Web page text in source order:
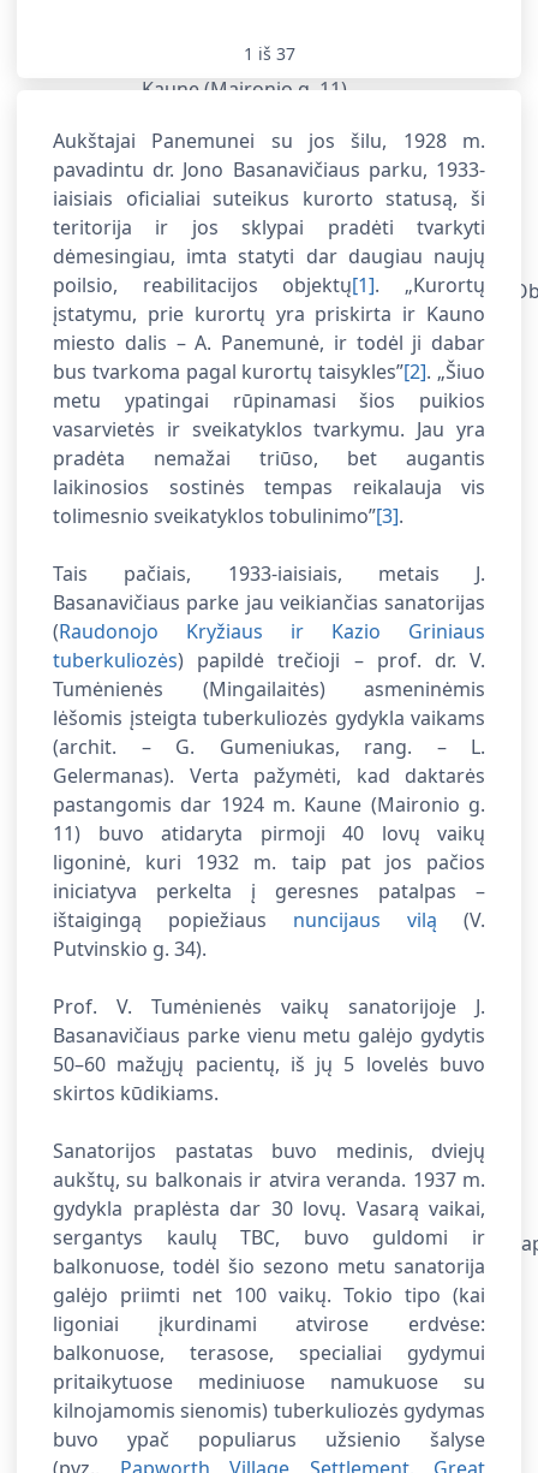
1 iš 37
Aukštajai Panemunei su jos šilu, 1928 m.
pavadintu dr. Jono Basanavičiaus parku, 1933-
iaisiais oficialiai suteikus kurorto statusą, ši
teritorija ir jos sklypai pradėti tvarkyti
dėmesingiau, imta statyti dar daugiau naujų
poilsio, reabilitacijos objektų[1]. „Kurortų
įstatymu, prie kurortų yra priskirta ir Kauno
miesto dalis – A. Panemunė, ir todėl ji dabar
bus tvarkoma pagal kurortų taisykles”[2]. „Šiuo
metu ypatingai rūpinamasi šios puikios
vasarvietės ir sveikatyklos tvarkymu. Jau yra
pradėta nemažai triūso, bet augantis
laikinosios sostinės tempas reikalauja vis
tolimesnio sveikatyklos tobulinimo”[3].
Tais pačiais, 1933-iaisiais, metais J.
Basanavičiaus parke jau veikiančias sanatorijas
(Raudonojo Kryžiaus ir Kazio Griniaus
tuberkuliozės) papildė trečioji –prof. dr. V.
Tumėnienės (Mingailaitės) asmeninėmis
lėšomis įsteigta tuberkuliozės gydykla vaikams
(archit. – G. Gumeniukas, rang. – L.
Gelermanas). Verta pažymėti, kad daktarės
pastangomis dar 1924 m. Kaune (Maironio g.
11) buvo atidaryta pirmoji 40 lovų vaikų
ligoninė, kuri 1932 m. taip pat jos pačios
iniciatyva perkelta į geresnes patalpas –
ištaigingą popiežiaus nuncijaus vilą (V.
Putvinskio g. 34).
Prof. V. Tumėnienės vaikų sanatorijoje J.
Basanavičiaus parke vienu metu galėjo gydytis
50–60 mažųjų pacientų, iš jų 5 lovelės buvo
skirtos kūdikiams.
Sanatorijos pastatas buvo medinis, dviejų
aukštų, su balkonais ir atvira veranda. 1937 m.
gydykla praplėsta dar 30 lovų. Vasarą vaikai,
sergantys kaulų TBC, buvo guldomi ir
balkonuose, todėl šio sezono metu sanatorija
galėjo priimti net 100 vaikų. Tokio tipo (kai
ligoniai įkurdinami atvirose erdvėse:
balkonuose, terasose, specialiai gydymui
pritaikytuose mediniuose namukuose su
kilnojamomis sienomis) tuberkuliozės gydymas
buvo ypač populiarus užsienio šalyse